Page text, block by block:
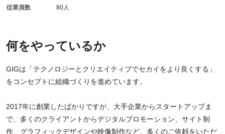
何をやっているか
GIGは「テクノロジーとクリエイティブでセカイをより良くする」
をコンセプトに組織づくりを進めています。
2017年に創業したばかりですが、大手企業からスタートアップま
で、多くのクライアントからデジタルプロモーション、サイト制
作、グラフィックデザインや映像制作など、多くのご依頼をいただ
従業員数 80人